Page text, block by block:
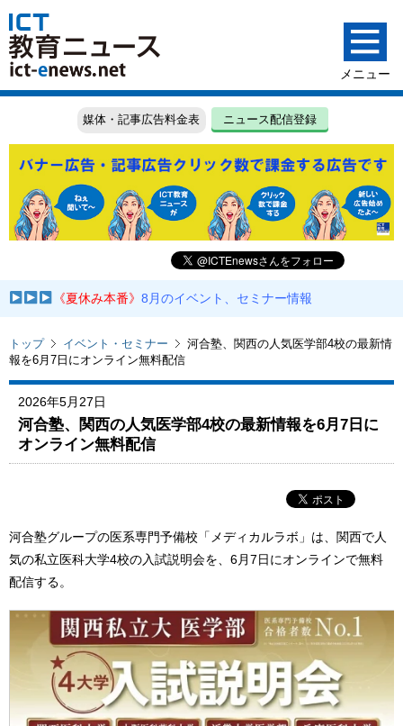
媒体・記事広告料金表 ニュース配信登録
《夏休み本番》8月のイベント、セミナー情報
トップ イベント・セミナー
河合塾、関西の人気医学部4校の最新情
報を6月7日にオンライン無料配信
2026年5月27日
河合塾、関西の人気医学部4校の最新情報を6月7日に
オンライン無料配信
河合塾グループの医系専門予備校「メディカルラボ」は、関西で人
気の私立医科大学4校の入試説明会を、6月7日にオンラインで無料
配信する。